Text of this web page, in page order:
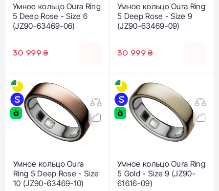
Умное кольцо Oura Ring
5 Deep Rose - Size 6
(JZ90-63469-06)
30 999 ₴
Умное кольцо Oura Ring
5 Deep Rose - Size 9
(JZ90-63469-09)
30 999 ₴
Умное кольцо Oura
Ring 5 Deep Rose - Size
10 (JZ90-63469-10)
Умное кольцо Oura Ring
5 Gold - Size 9 (JZ90-
61616-09)